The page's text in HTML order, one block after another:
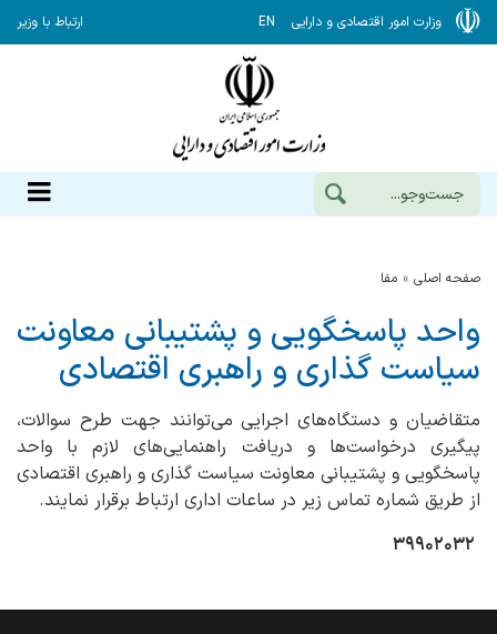
وزارت امور اقتصادی و دارایی EN ارتباط با وزیر
صفحه اصلی مفا
واحد پاسخگویی و پشتیبانی معاونت
سیاست گذاری و راهبری اقتصادی
متقاضیان و دستگاه‌های اجرایی می‌توانند جهت طرح سوالات،
پیگیری درخواست‌ها و دریافت راهنمایی‌های لازم با واحد
پاسخگویی و پشتیبانی معاونت سیاست گذاری و راهبری اقتصادی
از طریق شماره تماس زیر در ساعات اداری ارتباط برقرار نمایند.
۳۹۹۰۲۰۳۲